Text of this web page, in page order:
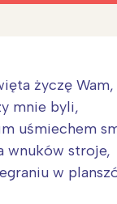
życzę Wam,
mnie byli,
uśmiechem
wnuków stroje,
w